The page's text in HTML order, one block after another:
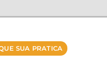
SUA PRATICA